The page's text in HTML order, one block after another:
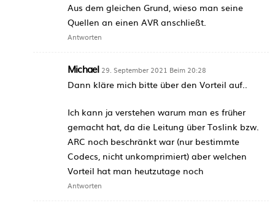
Aus dem gleichen Grund, wieso man seine
Quellen an einen AVR anschließt.
Antworten
Michael 29. September 2021 Beim 20:28
Dann kläre mich bitte über den Vorteil auf..
Ich kann ja verstehen warum man es früher
gemacht hat, da die Leitung über Toslink bzw.
ARC noch beschränkt war (nur bestimmte
Codecs, nicht unkomprimiert) aber welchen
Vorteil hat man heutzutage noch
Antworten